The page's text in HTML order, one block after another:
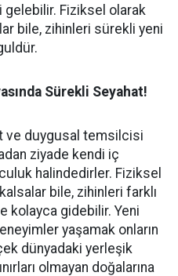
Fiziksel olarak
bile, zihinleri sürekli yeni
Sürekli Seyahat!
ve duygusal temsilcisi
ziyade kendi iç
halindedirler. Fiziksel
bile, zihinleri farklı
kolayca gidebilir. Yeni
yaşamak onların
dünyadaki yerleşik
olmayan doğalarına